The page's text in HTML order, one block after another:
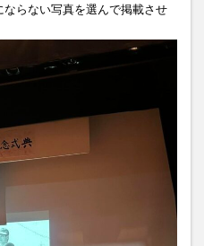
ならない写真を選んで掲載させ